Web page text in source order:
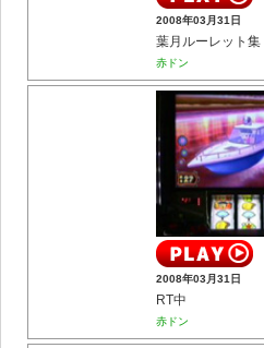
2008年03月31日
葉月ルーレット集
赤ドン
2008年03月31日
RT中
赤ドン